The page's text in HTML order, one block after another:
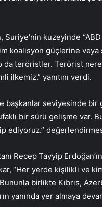
kuzeyinde
koalisyon güçlerine
da teröristler. Terörist
ilkemiz.” yanıtını verdi.
başkanlar seviyesinde
bir sürü gelişme var.
ediyoruz.”
Recep Tayyip
“Her yerde kişilikli ve
birlikte Kıbrıs,
yanında yer almaya